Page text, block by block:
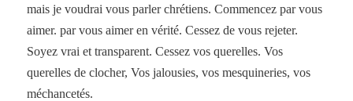
mais je voudrai vous parler chrétiens. Commencez par vous
aimer. par vous aimer en vérité. Cessez de vous rejeter.
Soyez vrai et transparent. Cessez vos querelles. Vos
querelles de clocher, Vos jalousies, vos mesquineries, vos
méchancetés.